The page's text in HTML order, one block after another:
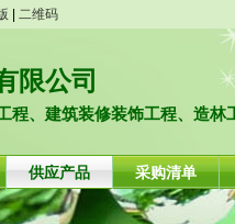
二维码
限公司
程、建筑装修装饰工程、造林
供应产品 采购清单